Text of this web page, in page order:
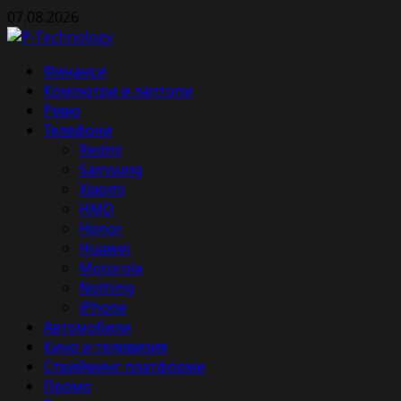
Skip
to
07.08.2026
Primary
Menu
Финанси
Компютри и лаптопи
Ревю
Телефони
Redmi
Samsung
Xiaomi
HMD
Honor
Huawei
Motorola
Nothing
iPhone
Автомобили
Кино и телевизия
Стрийминг платформи
Промо